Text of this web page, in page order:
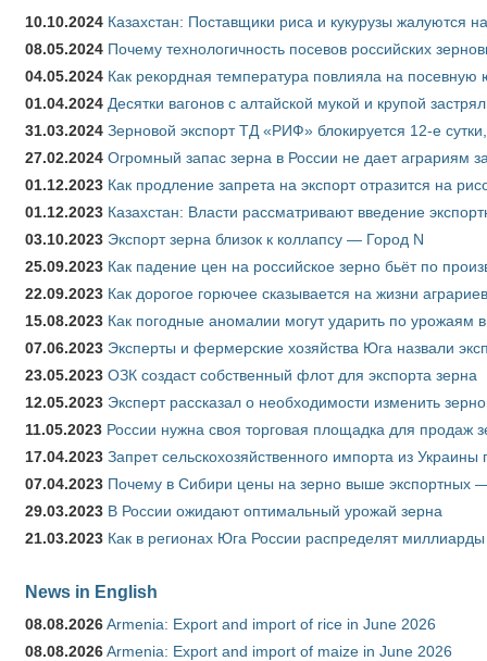
10.10.2024 Казахстан: Поставщики риса и кукурузы жалуются
08.05.2024 Почему технологичность посевов российских
04.05.2024 Как рекордная температура повлияла на
01.04.2024 Десятки вагонов с алтайской мукой и крупой
31.03.2024 Зерновой экспорт ТД «РИФ» блокируется 12-е
27.02.2024 Огромный запас зерна в России не дает аграриям
01.12.2023 Как продление запрета на экспорт отразится на
01.12.2023 Казахстан: Власти рассматривают введение
03.10.2023 Экспорт зерна близок к коллапсу — Город N
25.09.2023 Как падение цен на российское зерно бьёт по
22.09.2023 Как дорогое горючее сказывается на жизни аграриев
15.08.2023 Как погодные аномалии могут ударить по урожаям
07.06.2023 Эксперты и фермерские хозяйства Юга назвали
23.05.2023 ОЗК создаст собственный флот для экспорта зерна
12.05.2023 Эксперт рассказал о необходимости изменить
11.05.2023 России нужна своя торговая площадка для продаж
17.04.2023 Запрет сельскохозяйственного импорта из
07.04.2023 Почему в Сибири цены на зерно выше экспортных
29.03.2023 В России ожидают оптимальный урожай зерна
21.03.2023 Как в регионах Юга России распределят
News in English
08.08.2026Armenia: Export and import of rice in June 2026
08.08.2026Armenia: Export and import of maize in June 2026